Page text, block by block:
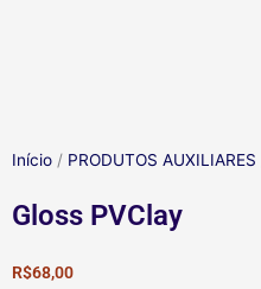
Início / PRODUTOS AUXILIARES
Gloss PVClay
R$68,00